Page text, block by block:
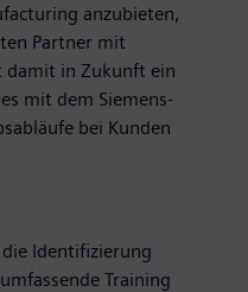
anzubieten,
Partner mit
damit in Zukunft ein
mit dem Siemens-
bei Kunden
die Identifizierung
Training